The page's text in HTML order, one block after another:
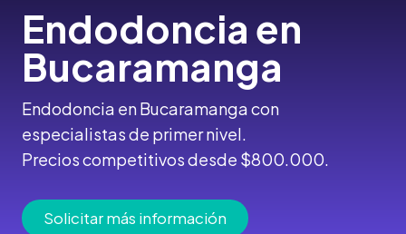
Endodoncia en
Bucaramanga
Endodoncia en Bucaramanga con
especialistas de primer nivel.
Precios competitivos desde $800.000.
Solicitar más información